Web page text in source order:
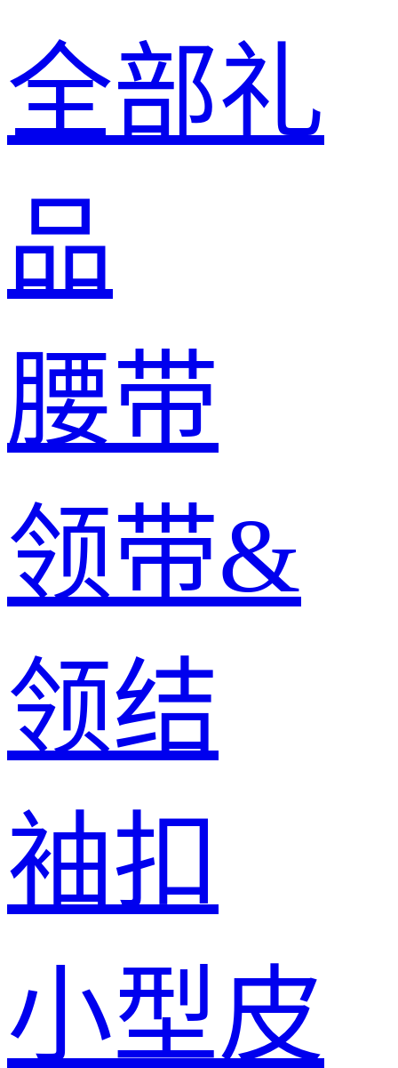
全部礼
品
腰带
领带&
领结
袖扣
小型皮